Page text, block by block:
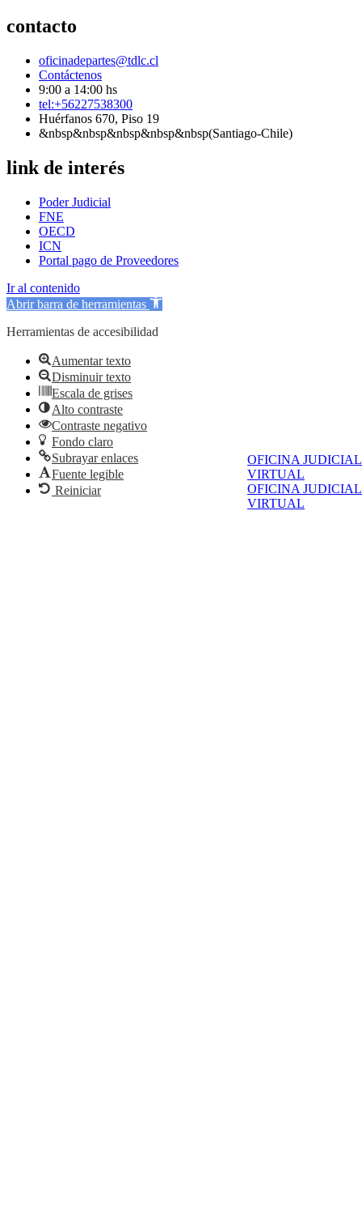
OFICINA JUDICIAL
VIRTUAL
OFICINA JUDICIAL
VIRTUAL
contacto
oficinadepartes@tdlc.cl
Contáctenos
9:00 a 14:00 hs
tel:+56227538300
Huérfanos 670, Piso 19
&nbsp&nbsp&nbsp&nbsp&nbsp(Santiago-Chile)
link de interés
Poder Judicial
FNE
OECD
ICN
Portal pago de Proveedores
Ir al contenido
Abrir barra de herramientas
Herramientas de accesibilidad
Aumentar texto
Disminuir texto
Escala de grises
Alto contraste
Contraste negativo
Fondo claro
Subrayar enlaces
Fuente legible
Reiniciar